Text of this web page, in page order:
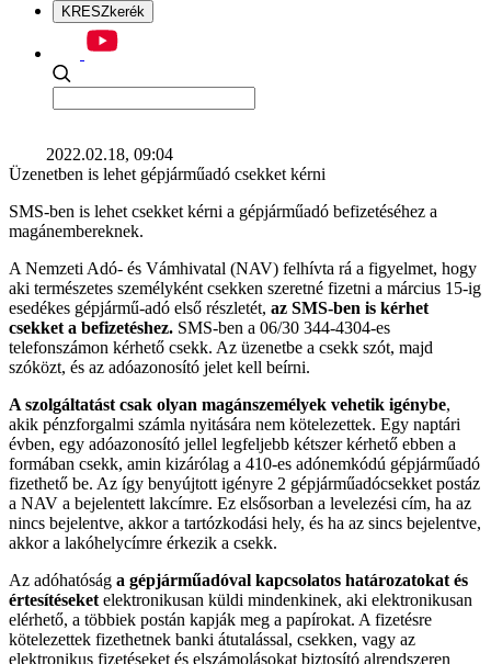
KRESZkerék
2022.02.18, 09:04
Üzenetben is lehet gépjárműadó csekket kérni
SMS-ben is lehet csekket kérni a gépjárműadó befizetéséhez a
magánembereknek.
A Nemzeti Adó- és Vámhivatal (NAV) felhívta rá a figyelmet, hogy
aki természetes személyként csekken szeretné fizetni a március 15-ig
esedékes gépjármű-adó első részletét, az SMS-ben is kérhet
csekket a befizetéshez. SMS-ben a 06/30 344-4304-es
telefonszámon kérhető csekk. Az üzenetbe a csekk szót, majd
szóközt, és az adóazonosító jelet kell beírni.
A szolgáltatást csak olyan magánszemélyek vehetik igénybe,
akik pénzforgalmi számla nyitására nem kötelezettek. Egy naptári
évben, egy adóazonosító jellel legfeljebb kétszer kérhető ebben a
formában csekk, amin kizárólag a 410-es adónemkódú gépjárműadó
fizethető be. Az így benyújtott igényre 2 gépjárműadócsekket postáz
a NAV a bejelentett lakcímre. Ez elsősorban a levelezési cím, ha az
nincs bejelentve, akkor a tartózkodási hely, és ha az sincs bejelentve,
akkor a lakóhelycímre érkezik a csekk.
Az adóhatóság a gépjárműadóval kapcsolatos határozatokat és
értesítéseket elektronikusan küldi mindenkinek, aki elektronikusan
elérhető, a többiek postán kapják meg a papírokat. A fizetésre
kötelezettek fizethetnek banki átutalással, csekken, vagy az
elektronikus fizetéseket és elszámolásokat biztosító alrendszeren